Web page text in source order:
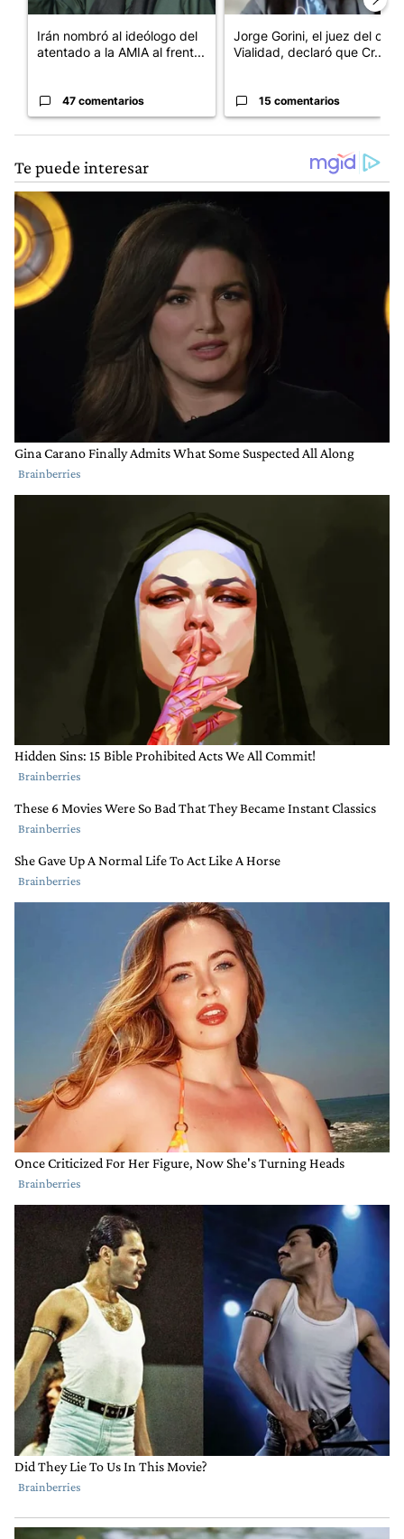
Irán nombró al ideólogo del
atentado a la AMIA al frent...
47 comentarios
Jorge Gorini, el juez del caso
Vialidad, declaró que Cr...
15 comentarios